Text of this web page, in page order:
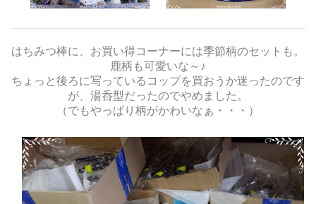
はちみつ棒に、お買い得コーナーには季節柄のセットも。
鹿柄も可愛いな～♪
ちょっと後ろに写っているコップを買おうか迷ったのです
が、湯呑型だったのでやめました。
（でもやっぱり柄がかわいなぁ・・・）